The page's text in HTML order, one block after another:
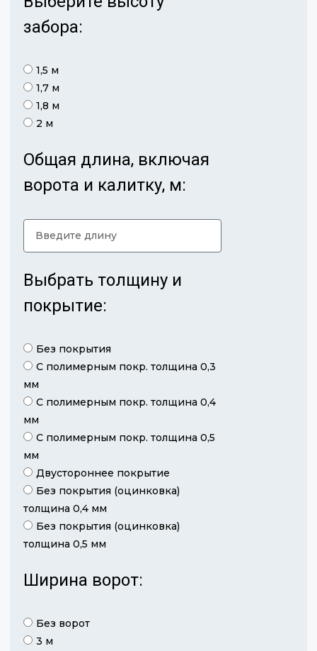
забора:
1,5 м
1,7 м
1,8 м
2 м
Общая длина, включая
ворота и калитку, м:
Выбрать толщину и
покрытие:
Без покрытия
С полимерным покр. толщина 0,3
мм
С полимерным покр. толщина 0,4
мм
С полимерным покр. толщина 0,5
мм
Двустороннее покрытие
Без покрытия (оцинковка)
толщина 0,4 мм
Без покрытия (оцинковка)
толщина 0,5 мм
Ширина ворот:
Без ворот
3 м